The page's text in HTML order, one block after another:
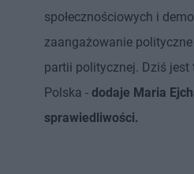
społecznościowych i
zaangażowanie
partii politycznej. Dziś jest
Polska - dodaje Maria
sprawiedliwości.